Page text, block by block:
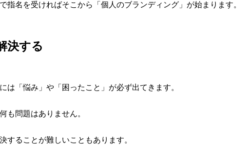
指名を受ければそこから「個人のブランディング」が始まります。
決する
は「悩み」や「困ったこと」が必ず出てきます。
も問題はありません。
することが難しいこともあります。